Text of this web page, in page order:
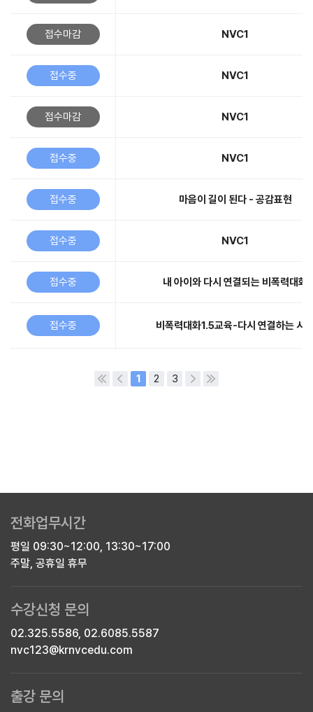
접수마감 NVC1
접수중 NVC1
접수마감 NVC1
접수중 NVC1
접수중 마음이 길이 된다 - 공감표현
접수중 NVC1
접수중 내 아이와 다시 연결되는 비폭력대화
접수중 비폭력대화1.5교육-다시 연결하는 시
1 2 3
전화업무시간
평일 09:30~12:00, 13:30~17:00
주말, 공휴일 휴무
수강신청 문의
02.325.5586, 02.6085.5587
nvc123@krnvcedu.com
출강 문의